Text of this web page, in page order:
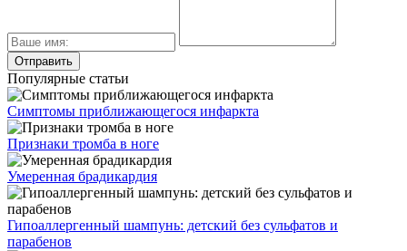
Популярные статьи
Симптомы приближающегося инфаркта
Признаки тромба в ноге
Умеренная брадикардия
Гипоаллергенный шампунь: детский без сульфатов и
парабенов